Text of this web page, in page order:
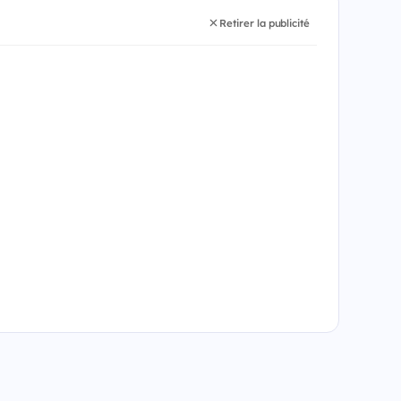
Retirer la publicité